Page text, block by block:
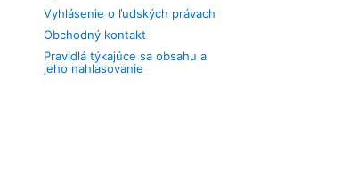
Vyhlásenie o ľudských právach
Obchodný kontakt
Pravidlá týkajúce sa obsahu a
jeho nahlasovanie